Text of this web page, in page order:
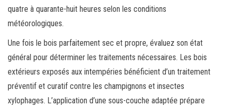
quatre à quarante-huit heures selon les conditions
météorologiques.
Une fois le bois parfaitement sec et propre, évaluez son état
général pour déterminer les traitements nécessaires. Les bois
extérieurs exposés aux intempéries bénéficient d’un traitement
préventif et curatif contre les champignons et insectes
xylophages. L’application d’une sous-couche adaptée prépare